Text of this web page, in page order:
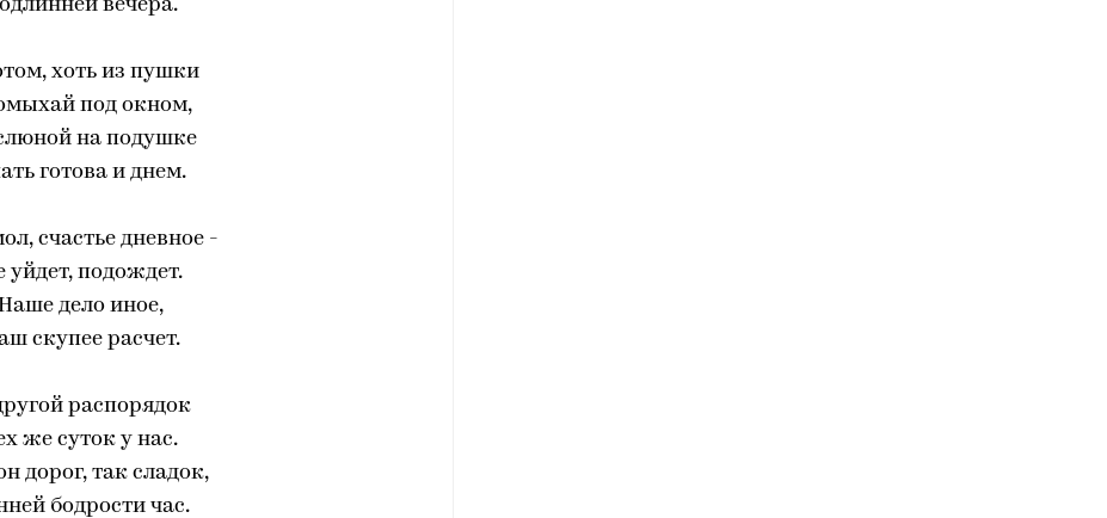
вечера.
хоть из пушки
под окном,
на подушке
готова и днем.
счастье дневное -
уйдет, подождет.
дело иное,
скупее расчет.
распорядок
же суток у нас.
дорог, так сладок,
бодрости час.